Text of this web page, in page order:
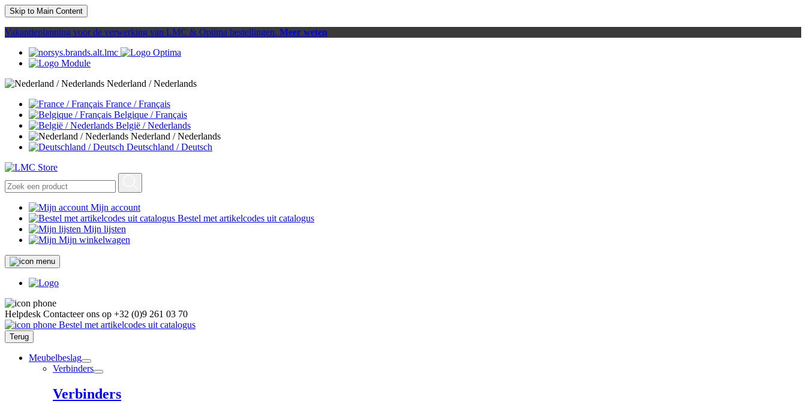
Skip to Main Content
Vakantieplanning voor de verwerking van LMC & Optima bestellingen. Meer weten
Nederland / Nederlands
France / Français
Belgique / Français
België / Nederlands
Nederland / Nederlands
Deutschland / Deutsch
Mijn account
Bestel met artikelcodes uit catalogus
Mijn lijsten
Mijn winkelwagen
Helpdesk Contacteer ons op +32 (0)9 261 03 70
Bestel met artikelcodes uit catalogus
Terug
Meubelbeslag
Verbinders
Verbinders